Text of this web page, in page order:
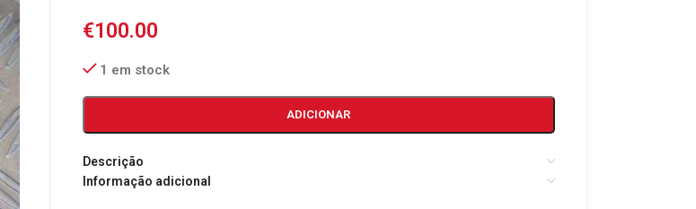
€100.00
1 em stock
ADICIONAR
Descrição
Informação adicional